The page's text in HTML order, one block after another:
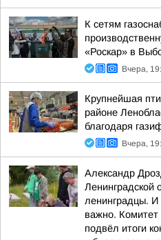
К сетям
«Роскар» в
Вчера,
Крупнейшая
районе
благодаря
Вчера,
Александр
Ленинградской
ленинградцы. И
важно.
подвёл итоги